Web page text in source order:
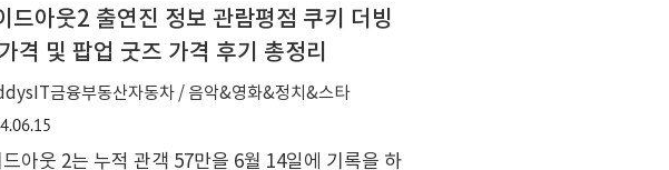
학 강의 초빙을 받은 이유와 인기이유 등에 대해서 알
류수영 인기 레시피에 대해서도 같이 알아보도록 하
리 레시피를 제공을 해주고 있는 류수영 배우가 유퀴
연을 해서 자신의 요리 실력과 철학에 대해 유재석 m
씨와 이야기를 하는 방송이 있었습니다. 그의 인생
드아웃2 출연진 정보 관람평점 쿠키 더빙
격 및 팝업 굿즈 가격 후기 총정리
금융부동산자동차 / 음악&영화&정치&스타
아웃 2는 누적 관객 57만을 6월 14일에 기록을 하